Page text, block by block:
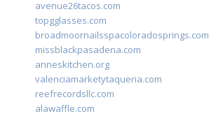
avenue26tacos.com
topgglasses.com
broadmoornailsspacoloradosprings.com
missblackpasadena.com
anneskitchen.org
valenciamarketytaqueria.com
reefrecordsllc.com
alawaffle.com